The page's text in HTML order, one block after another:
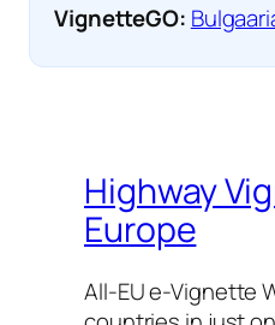
VignetteGO:
Highway
Europe
All-EU e-Vignette